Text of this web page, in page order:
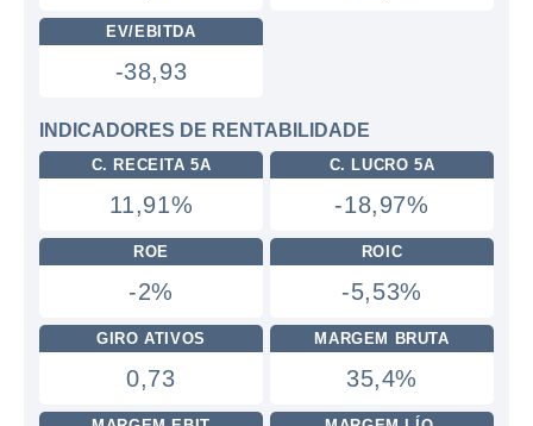
EV/EBITDA
-38,93
INDICADORES DE RENTABILIDADE
C. RECEITA 5A
11,91%
C. LUCRO 5A
-18,97%
ROE
-2%
ROIC
-5,53%
GIRO ATIVOS
0,73
MARGEM BRUTA
35,4%